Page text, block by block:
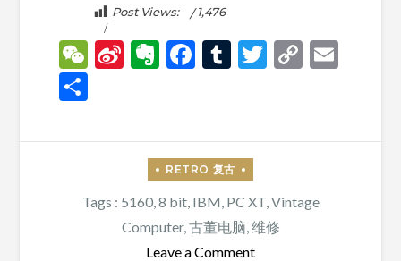
Post Views: 1,476
WeChat
SinaEvernote
Facebook
Tumblr
Twitter
Copy
Tags : 5160,8 bit, IBM, PC XT,Vintage
Computer,古董电脑,维修
Leave a Commenton